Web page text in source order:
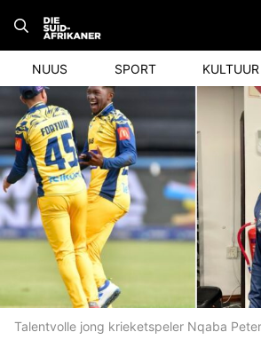
content
NUUS SPORT KULTUUR
Talentvolle jong krieketspeler Nqaba